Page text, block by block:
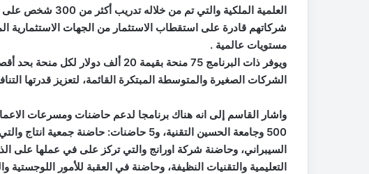
العلمية الملكية
شركاتهم قادرة على استقطاب الاستثمار من الجهات الاستثمارية
مستويات عالمية .
ويوفر ذات البرنامج 75 منحة بقيمة 20
الشركات الصغيرة والمتوسطة المبتكرة القائمة، لتعزيز قدرتها
واشار القاسم إلى انه هناك برنامجا لدعم حاضنات ومسرعات
500 وجامعة الحسين التقنية، و5 حاضنات:
السيبراني، وحاضنة شركة اورانج والتي تركز على في عملها على
التعليمية والتقنيات النظيفة، وحاضنة في العقبة للأمور